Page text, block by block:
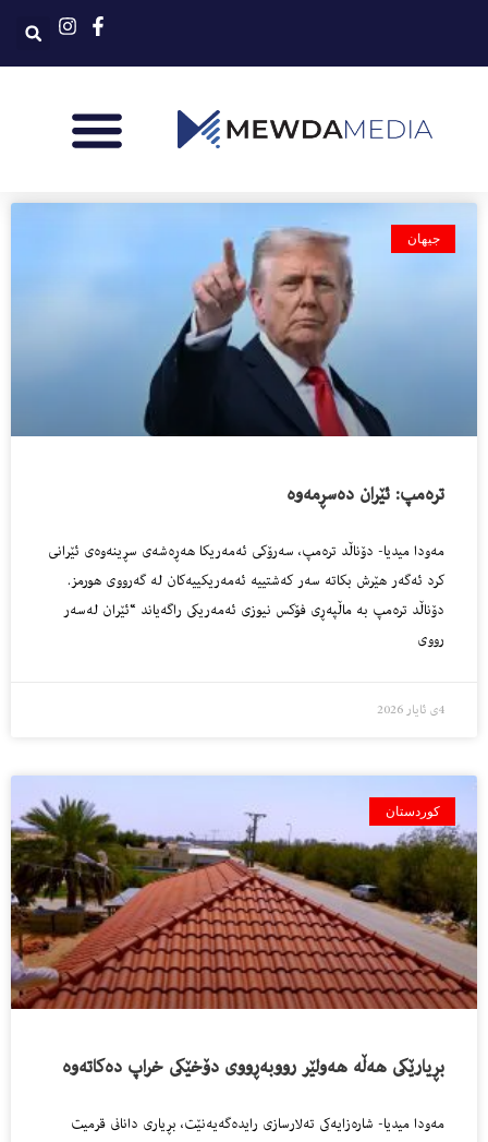
جیهان
تره‌مپ: ئێران ده‌سڕمه‌وه‌
مه‌ودا میدیا- دۆناڵد ترەمپ، سەرۆکی ئەمه‌ریکا هەڕەشەی سڕینەوەی ئێرانی
کرد ئەگەر هێرش بکاتە سەر کەشتییە ئەمه‌ریکییەکان لە گەرووی هورمز.
دۆناڵد ترەمپ بە ماڵپەڕی فۆکس نیوزی ئه‌مه‌ریكى راگەیاند “ئێران لەسەر
رووی
4ی ئایار 2026
کوردستان
بڕیارێكى هه‌ڵه‌ هه‌ولێر رووبه‌ڕووى دۆخێكى خراپ ده‌كاته‌وه‌
مه‌ودا میدیا- شاره‌زایه‌كى ته‌لارسازی رایده‌گه‌یه‌نێت، بڕیاری دانانى قرمیت